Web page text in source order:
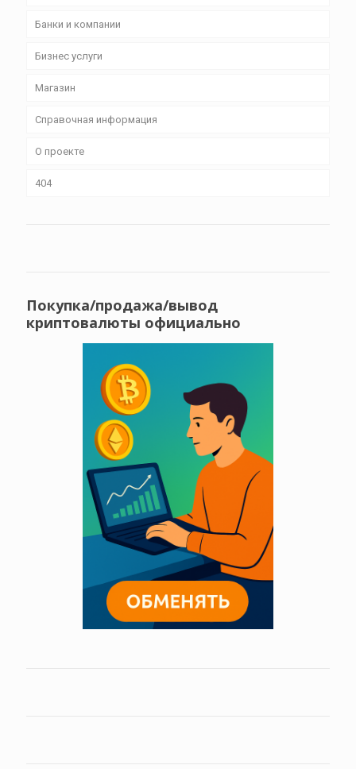
Банки и компании
Бизнес уcлуги
Магазин
Справочная информация
О проекте
404
Покупка/продажа/вывод
криптовалюты официально